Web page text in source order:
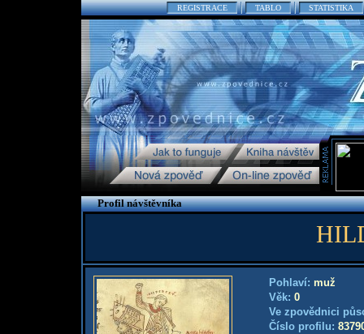
REGISTRACE TABLO STATISTIKA
Profil návštěvníka
Pohlaví: muž
Věk: 0
Ve zpovědnici
Číslo profilu: